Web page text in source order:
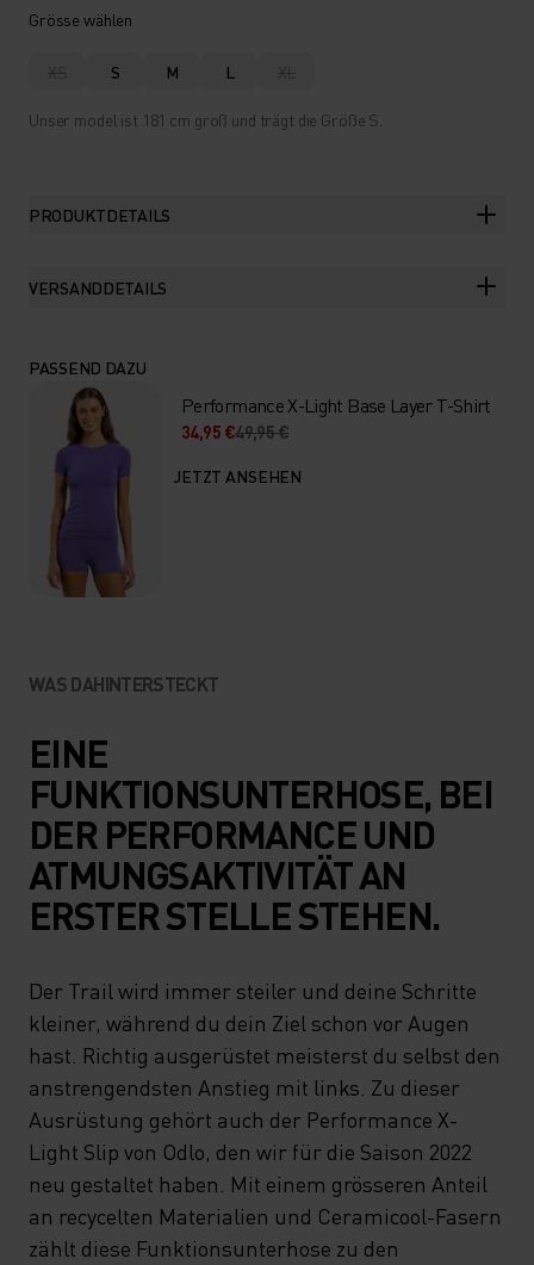
Grösse wählen
XS S M L XL
Unser model ist 181 cm groß und trägt die Größe S.
PRODUKTDETAILS
VERSANDDETAILS
PASSEND DAZU
Performance X-Light Base Layer T-Shirt
34,95 €49,95 €
JETZT ANSEHEN
WAS DAHINTERSTECKT
EINE
FUNKTIONSUNTERHOSE, BEI
DER PERFORMANCE UND
ATMUNGSAKTIVITÄT AN
ERSTER STELLE STEHEN.
Der Trail wird immer steiler und deine Schritte
kleiner, während du dein Ziel schon vor Augen
hast. Richtig ausgerüstet meisterst du selbst den
anstrengendsten Anstieg mit links. Zu dieser
Ausrüstung gehört auch der Performance X-
Light Slip von Odlo, den wir für die Saison 2022
neu gestaltet haben. Mit einem grösseren Anteil
an recycelten Materialien und Ceramicool-Fasern
zählt diese Funktionsunterhose zu den